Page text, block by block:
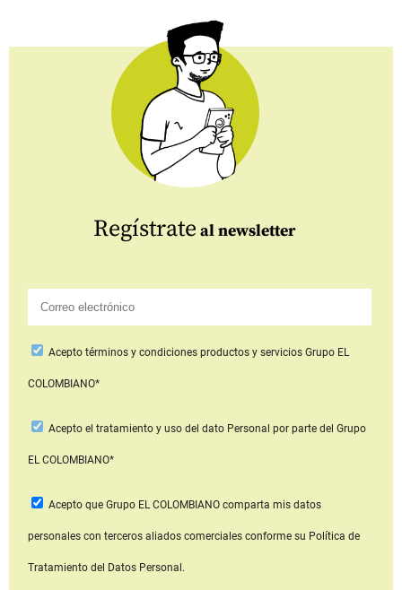
Regístrate al newsletter
Aceptotérminos y condiciones productos y serviciosGrupo EL
COLOMBIANO*
Acepto el tratamiento y uso del dato Personal por parte del Grupo
EL COLOMBIANO*
Acepto que Grupo EL COLOMBIANOcomparta mis datos
personales con terceros aliados comerciales conforme su Política de
Tratamiento del Datos Personal.